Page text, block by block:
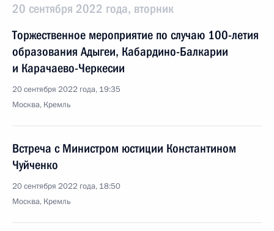
20 сентября 2022 года, вторник
Торжественное мероприятие по случаю 100-летия
образования Адыгеи, Кабардино-Балкарии
и Карачаево-Черкесии
20 сентября 2022 года, 19:35
Москва, Кремль
Встреча с Министром юстиции Константином
Чуйченко
20 сентября 2022 года, 18:50
Москва, Кремль